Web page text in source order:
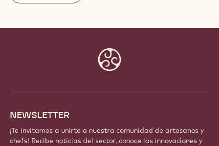
NEWSLETTER
¡Te invitamos a unirte a nuestra comunidad de artesanos y
chefs! Recibe noticias del sector, conoce las innovaciones y